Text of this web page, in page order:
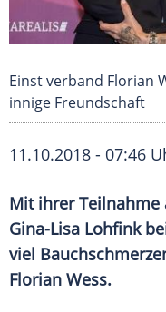
Einst verband Florian
innige Freundschaft
11.10.2018 - 07:46
Mit ihrer Teilnahme
Gina-Lisa Lohfink
viel
Florian Wess.